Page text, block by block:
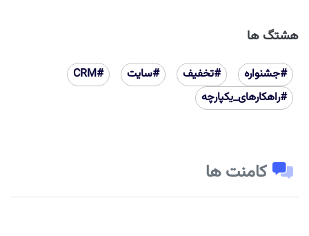
هشتگ ها
#جشنواره #تخفیف #سایت
#CRM
#راهکارهای_یکپارچه
کامنت ها